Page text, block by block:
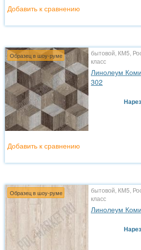
Добавить к сравнению
Образец в шоу-руме
бытовой, КМ5,
класс
Линолеум
302
Добавить к сравнению
Образец в шоу-руме
бытовой, КМ5,
класс
Линолеум